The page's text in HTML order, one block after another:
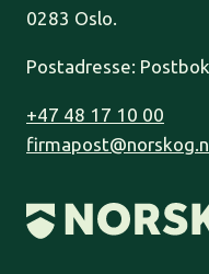
0283 Oslo.
Postadresse:
+47 48 17 10 00